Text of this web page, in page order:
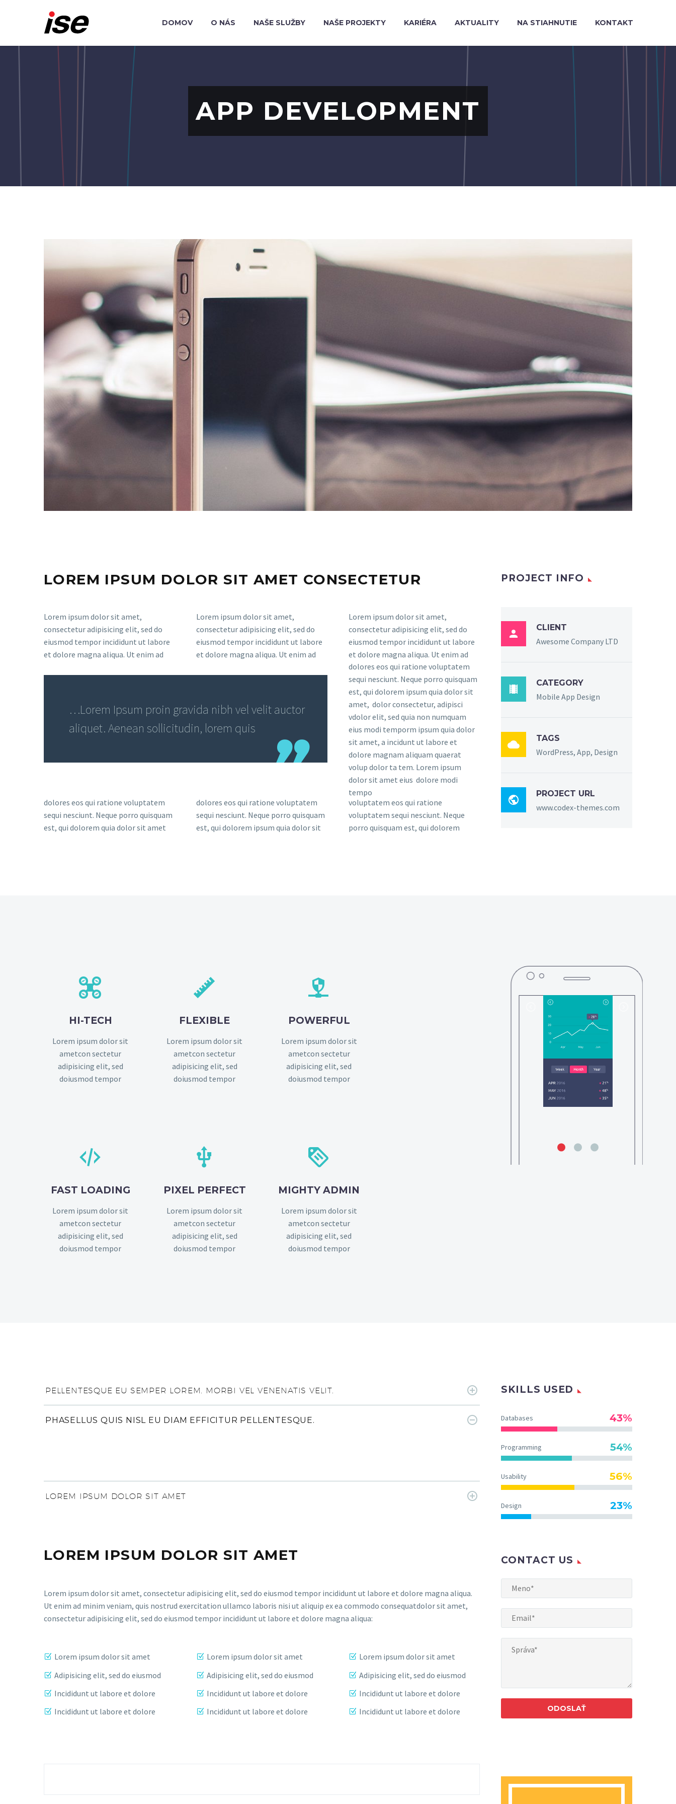
DOMOV O NÁS NAŠE SLUŽBY NAŠE PROJEKTY KARIÉRA AKTUALITY NA STIAHNUTIE KONTAKT
APP DEVELOPMENT
LOREM IPSUM DOLOR SIT AMET CONSECTETUR
Lorem ipsum dolor sit amet,
consectetur adipisicing elit, sed do
eiusmod tempor incididunt ut labore
et dolore magna aliqua. Ut enim ad
Lorem ipsum dolor sit amet,
consectetur adipisicing elit, sed do
eiusmod tempor incididunt ut labore
et dolore magna aliqua. Ut enim ad
Lorem ipsum dolor sit amet,
consectetur adipisicing elit, sed do
eiusmod tempor incididunt ut labore
et dolore magna aliqua. Ut enim ad
…Lorem Ipsum proin gravida nibh vel velit auctor
aliquet. Aenean sollicitudin, lorem quis
dolores eos qui ratione voluptatem
sequi nesciunt. Neque porro quisquam
est, qui dolorem ipsum quia dolor sit
amet, dolor consectetur, adipisci
vdolor elit, sed quia non numquam
eius modi temporm ipsum quia dolor
sit amet, a incidunt ut labore et
dolore magnam aliquam quaerat
volup dolor ta tem. Lorem ipsum
dolor sit amet eius dolore modi
tempo
dolores eos qui ratione voluptatem
sequi nesciunt. Neque porro quisquam
est, qui dolorem quia dolor sit amet
dolores eos qui ratione voluptatem
sequi nesciunt. Neque porro quisquam
est, qui dolorem ipsum quia dolor sit
voluptatem eos qui ratione
voluptatem sequi nesciunt. Neque
porro quisquam est, qui dolorem
PROJECT INFO

CLIENT
Awesome Company LTD

CATEGORY
Mobile App Design

TAGS
WordPress, App, Design

PROJECT URL
www.codex-themes.com


HI-TECH
Lorem ipsum dolor sit
ametcon sectetur
adipisicing elit, sed
doiusmod tempor


FLEXIBLE
Lorem ipsum dolor sit
ametcon sectetur
adipisicing elit, sed
doiusmod tempor


POWERFUL
Lorem ipsum dolor sit
ametcon sectetur
adipisicing elit, sed
doiusmod tempor


FAST LOADING
Lorem ipsum dolor sit
ametcon sectetur
adipisicing elit, sed
doiusmod tempor


PIXEL PERFECT
Lorem ipsum dolor sit
ametcon sectetur
adipisicing elit, sed
doiusmod tempor


MIGHTY ADMIN
Lorem ipsum dolor sit
ametcon sectetur
adipisicing elit, sed
doiusmod tempor
PELLENTESQUE EU SEMPER LOREM. MORBI VEL VENENATIS VELIT.
PHASELLUS QUIS NISL EU DIAM EFFICITUR PELLENTESQUE.
LOREM IPSUM DOLOR SIT AMET
LOREM IPSUM DOLOR SIT AMET
Lorem ipsum dolor sit amet, consectetur adipisicing elit, sed do eiusmod tempor incididunt ut labore et dolore magna aliqua.
Ut enim ad minim veniam, quis nostrud exercitation ullamco laboris nisi ut aliquip ex ea commodo consequatdolor sit amet,
consectetur adipisicing elit, sed do eiusmod tempor incididunt ut labore et dolore magna aliqua:
Lorem ipsum dolor sit amet
Adipisicing elit, sed do eiusmod
Incididunt ut labore et dolore
Incididunt ut labore et dolore
Lorem ipsum dolor sit amet
Adipisicing elit, sed do eiusmod
Incididunt ut labore et dolore
Incididunt ut labore et dolore
Lorem ipsum dolor sit amet
Adipisicing elit, sed do eiusmod
Incididunt ut labore et dolore
Incididunt ut labore et dolore
SKILLS USED
Databases 43%
Programming 54%
Usability 56%
Design 23%
CONTACT US